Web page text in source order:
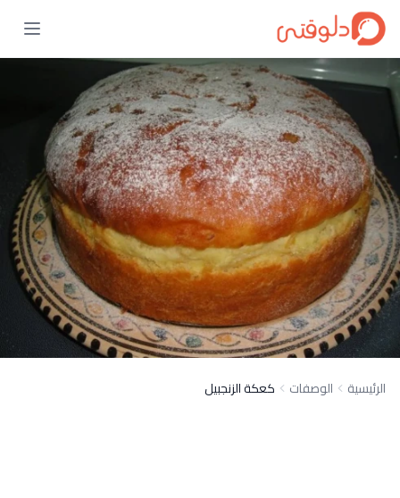
الرئيسية الوصفات كعكة الزنجبيل